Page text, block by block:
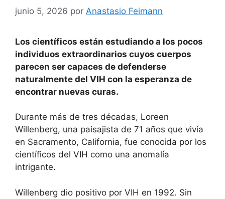
junio 5, 2026 por Anastasio Feimann
Los científicos están estudiando a los pocos
individuos extraordinarios cuyos cuerpos
parecen ser capaces de defenderse
naturalmente del VIH con la esperanza de
encontrar nuevas curas.
Durante más de tres décadas, Loreen
Willenberg, una paisajista de 71 años que vivía
en Sacramento, California, fue conocida por los
científicos del VIH como una anomalía
intrigante.
Willenberg dio positivo por VIH en 1992. Sin